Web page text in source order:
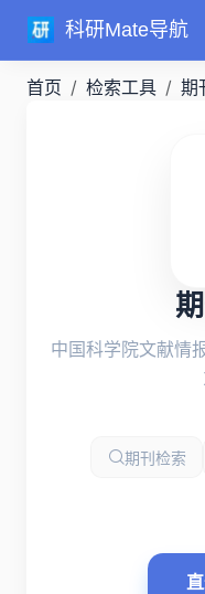
科研Mate导航
首页 检索工具 期
中国科学院文献情
期刊检索